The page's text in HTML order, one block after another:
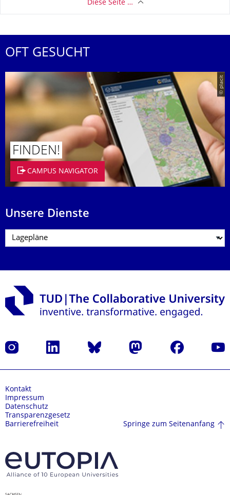
Diese Seite …
OFT GESUCHT
© placit
FINDEN!
CAMPUS NAVIGATOR
Unsere Dienste
Instagram LinkedIn Bluesky Mastodon Facebook
Kontakt
Impressum
Datenschutz
Transparenzgesetz
Barrierefreiheit
Springe zum Seitenanfang